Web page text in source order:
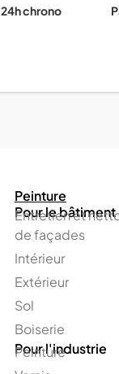
chrono
Peinture
Pour le bâtiment
Entretien et
de façades
Intérieur
Extérieur
Sol
Boiserie
Pour l'industrie
Peinture